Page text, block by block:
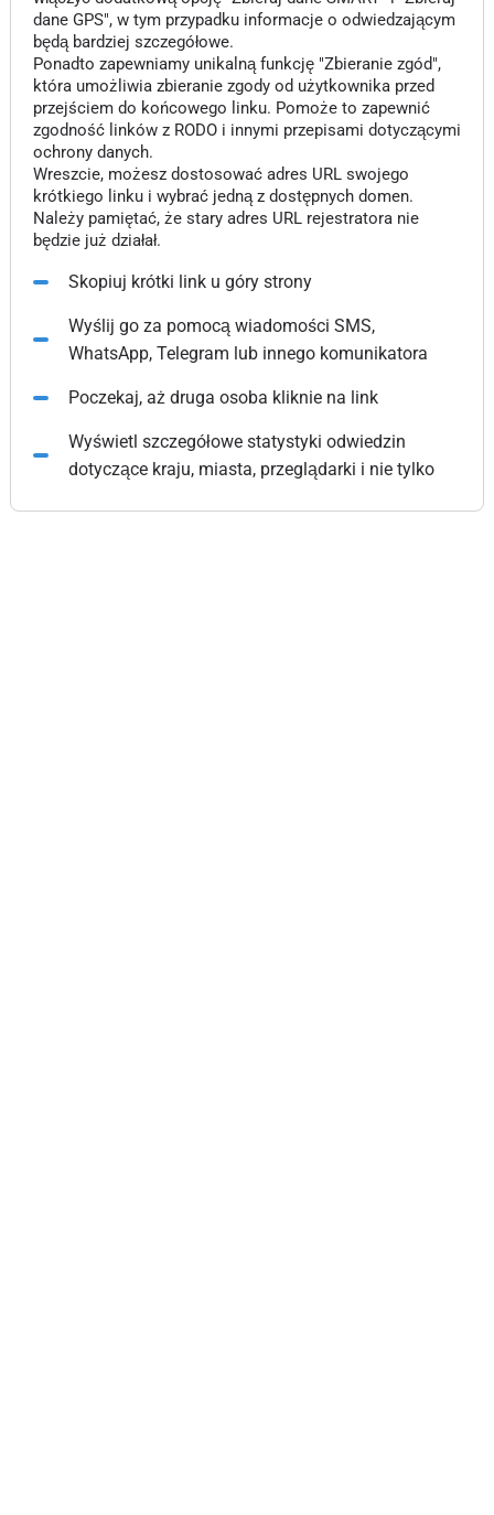
dane GPS", w tym przypadku informacje o odwiedzającym
będą bardziej szczegółowe.
Ponadto zapewniamy unikalną funkcję "Zbieranie zgód",
która umożliwia zbieranie zgody od użytkownika przed
przejściem do końcowego linku. Pomoże to zapewnić
zgodność linków z RODO i innymi przepisami dotyczącymi
ochrony danych.
Wreszcie, możesz dostosować adres URL swojego
krótkiego linku i wybrać jedną z dostępnych domen.
Należy pamiętać, że stary adres URL rejestratora nie
będzie już działał.
Skopiuj krótki link u góry strony
Wyślij go za pomocą wiadomości SMS,
WhatsApp, Telegram lub innego komunikatora
Poczekaj, aż druga osoba kliknie na link
Wyświetl szczegółowe statystyki odwiedzin
dotyczące kraju, miasta, przeglądarki i nie tylko